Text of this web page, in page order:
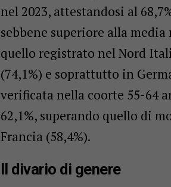
nel 2023, attestandosi al
sebbene superiore alla
quello registrato nel Nord
(74,1%) e soprattutto in
verificata nella coorte 55-64
62,1%, superando quello di
Francia (58,4%).
Il divario di genere